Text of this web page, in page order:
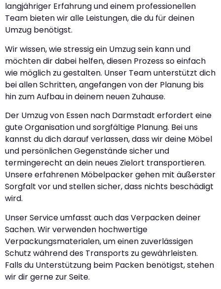
langjähriger Erfahrung und einem professionellen
Team bieten wir alle Leistungen, die du für deinen
Umzug benötigst.
Wir wissen, wie stressig ein Umzug sein kann und
möchten dir dabei helfen, diesen Prozess so einfach
wie möglich zu gestalten. Unser Team unterstützt dich
bei allen Schritten, angefangen von der Planung bis
hin zum Aufbau in deinem neuen Zuhause.
Der Umzug von Essen nach Darmstadt erfordert eine
gute Organisation und sorgfältige Planung. Bei uns
kannst du dich darauf verlassen, dass wir deine Möbel
und persönlichen Gegenstände sicher und
termingerecht an dein neues Zielort transportieren.
Unsere erfahrenen Möbelpacker gehen mit äußerster
Sorgfalt vor und stellen sicher, dass nichts beschädigt
wird.
Unser Service umfasst auch das Verpacken deiner
Sachen. Wir verwenden hochwertige
Verpackungsmaterialen, um einen zuverlässigen
Schutz während des Transports zu gewährleisten.
Falls du Unterstützung beim Packen benötigst, stehen
wir dir gerne zur Seite.